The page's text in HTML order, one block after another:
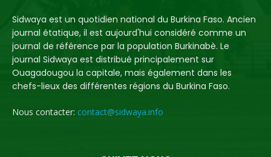
Sidwaya est un quotidien national du Burkina Faso. Ancien
journal étatique, il est aujourd'hui considéré comme un
journal de référence par la population Burkinabè. Le
journal Sidwaya est distribué principalement sur
Ouagadougou la capitale, mais également dans les
chefs-lieux des différentes régions du Burkina Faso.
Nous contacter: contact@sidwaya.info